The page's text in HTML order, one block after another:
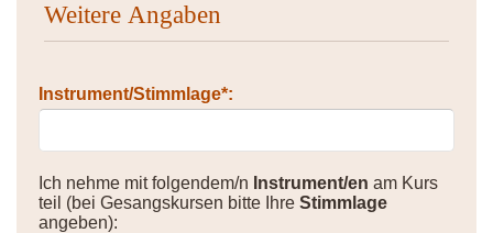
Weitere Angaben
Instrument/Stimmlage*:
Ich nehme mit folgendem/n Instrument/en am Kurs
teil (bei Gesangskursen bitte Ihre Stimmlage
angeben):